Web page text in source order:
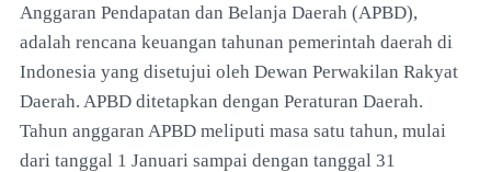
Anggaran Pendapatan dan Belanja Daerah (APBD),
adalah rencana keuangan tahunan pemerintah daerah di
Indonesia yang disetujui oleh Dewan Perwakilan Rakyat
Daerah. APBD ditetapkan dengan Peraturan Daerah.
Tahun anggaran APBD meliputi masa satu tahun, mulai
dari tanggal 1 Januari sampai dengan tanggal 31